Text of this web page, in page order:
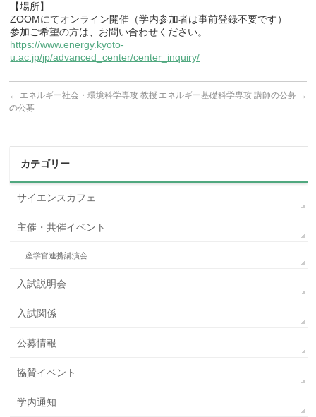
【場所】
ZOOMにてオンライン開催（学内参加者は事前登録不要です）
参加ご希望の方は、お問い合わせください。
https://www.energy.kyoto-
u.ac.jp/jp/advanced_center/center_inquiry/
← エネルギー社会・環境科学専攻 教授
の公募
エネルギー基礎科学専攻 講師の公募 →
カテゴリー
サイエンスカフェ
主催・共催イベント
産学官連携講演会
入試説明会
入試関係
公募情報
協賛イベント
学内通知